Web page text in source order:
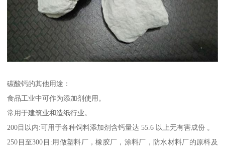
碳酸钙的其他用途：
食品工业中可作为添加剂使用。
常用于建筑业和造纸行业。
200目以内:可用于各种饲料添加剂含钙量达 55.6 以上无有害成份 。
250目至300目:用做塑料厂，橡胶厂，涂料厂，防水材料厂的原料及